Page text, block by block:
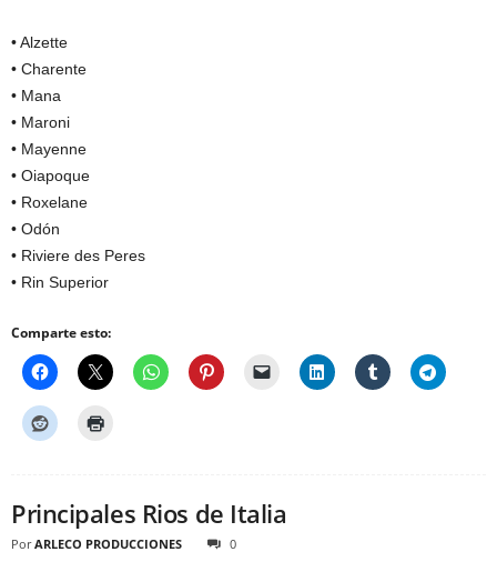
• Alzette
• Charente
• Mana
• Maroni
• Mayenne
• Oiapoque
• Roxelane
• Odón
• Riviere des Peres
• Rin Superior
Comparte esto:
Principales Rios de Italia
Por ARLECO PRODUCCIONES 0